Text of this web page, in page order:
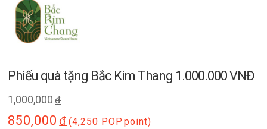
Phiếu quà tặng Bắc Kim Thang 1.000.000 VNĐ
1,000,000đ
850,000 đ (4,250 POP point)